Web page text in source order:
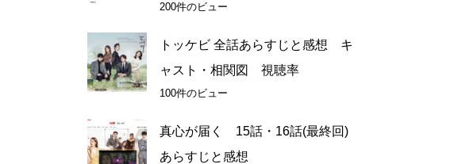
200件のビュー
トッケビ 全話あらすじと感想 キ
ャスト・相関図 視聴率
100件のビュー
真心が届く 15話・16話(最終回)
あらすじと感想